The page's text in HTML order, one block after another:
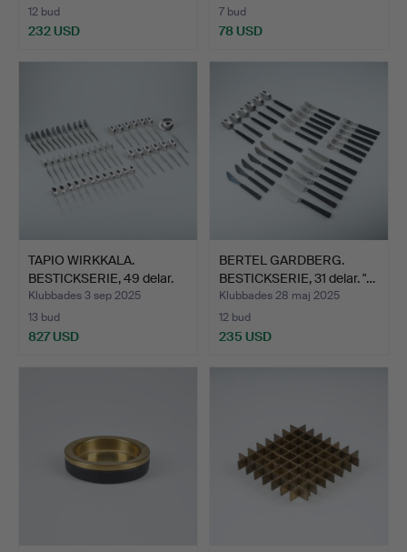
12 bud
232 USD
7 bud
78 USD
TAPIO WIRKKALA.
BESTICKSERIE, 49 delar.
Mo…
Klubbades 3 sep 2025
13 bud
827 USD
BERTEL GARDBERG.
BESTICKSERIE, 31 delar. "…
Klubbades 28 maj 2025
12 bud
235 USD